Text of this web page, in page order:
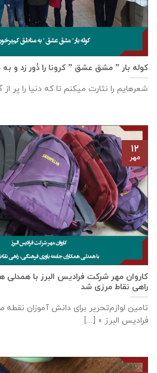
کوله بار ” مشق عشق ” کرونا را دُور زد و به
شعرهایم را نثارت میکنم تا که دنیا را پر
كاروان مهر شرکت فرادیس البرز با همدلی
راهی نقاط مرزی شد
تامين لوازم‌تحرير برای دانش آموزان
فراديس البرز » [...]
۱۲
مهر